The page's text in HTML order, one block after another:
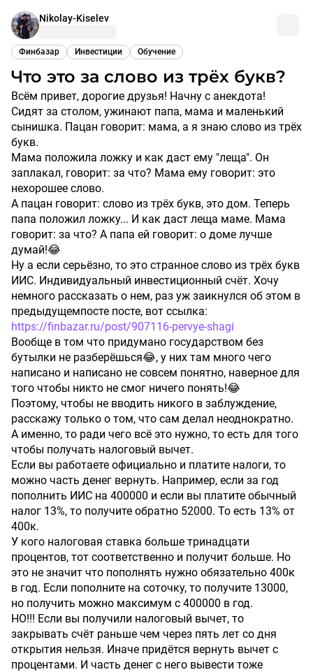
Nikolay-Kiselev
Финбазар Инвестиции Обучение
Что это за слово из трёх букв?
Всём привет, дорогие друзья! Начну с анекдота!
Сидят за столом, ужинают папа, мама и маленький
сынишка. Пацан говорит: мама, а я знаю слово из трёх
букв.
Мама положила ложку и как даст ему "леща". Он
заплакал, говорит: за что? Мама ему говорит: это
нехорошее слово.
А пацан говорит: слово из трёх букв, это дом. Теперь
папа положил ложку... И как даст леща маме. Мама
говорит: за что? А папа ей говорит: о доме лучше
думай!😂
Ну а если серьёзно, то это странное слово из трёх букв
ИИС. Индивидуальный инвестиционный счёт. Хочу
немного рассказать о нем, раз уж заикнулся об этом в
предыдущемпосте посте, вот ссылка:
https://finbazar.ru/post/907116-pervye-shagi
Вообще в том что придумано государством без
бутылки не разберёшься😂, у них там много чего
написано и написано не совсем понятно, наверное для
того чтобы никто не смог ничего понять!😂
Поэтому, чтобы не вводить никого в заблуждение,
расскажу только о том, что сам делал неоднократно.
А именно, то ради чего всё это нужно, то есть для того
чтобы получать налоговый вычет.
Если вы работаете официально и платите налоги, то
можно часть денег вернуть. Например, если за год
пополнить ИИС на 400000 и если вы платите обычный
налог 13%, то получите обратно 52000. То есть 13% от
400к.
У кого налоговая ставка больше тринадцати
процентов, тот соответственно и получит больше. Но
это не значит что пополнять нужно обязательно 400к
в год. Если пополните на соточку, то получите 13000,
но получить можно максимум с 400000 в год.
НО!!! Если вы получили налоговый вычет, то
закрывать счёт раньше чем через пять лет со дня
открытия нельзя. Иначе придётся вернуть вычет с
процентами. И часть денег с него вывести тоже